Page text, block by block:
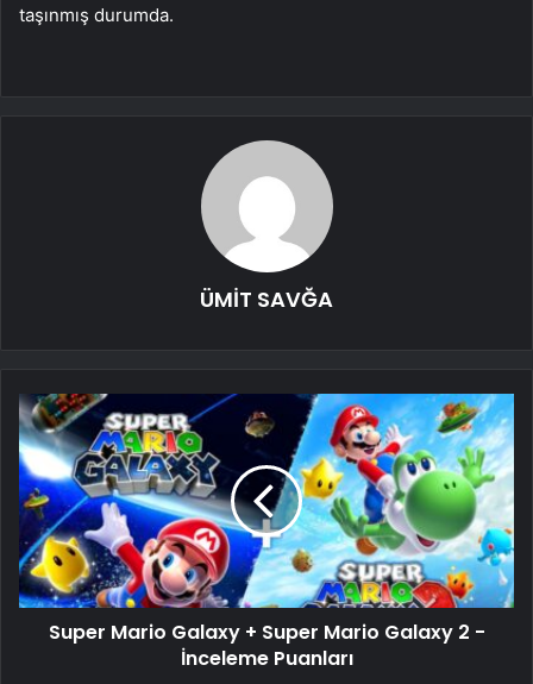
taşınmış durumda.
ÜMİT SAVĞA
Super Mario Galaxy + Super Mario Galaxy 2 -
İnceleme Puanları